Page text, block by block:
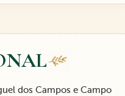
dos Campos e Campo